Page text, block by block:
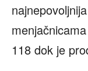
118 dok je